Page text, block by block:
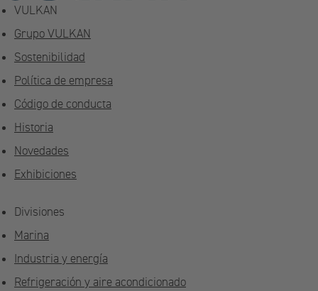
VULKAN
Grupo VULKAN
Sostenibilidad
Política de empresa
Código de conducta
Historia
Novedades
Exhibiciones
Divisiones
Marina
Industria y energía
Refrigeración y aire acondicionado